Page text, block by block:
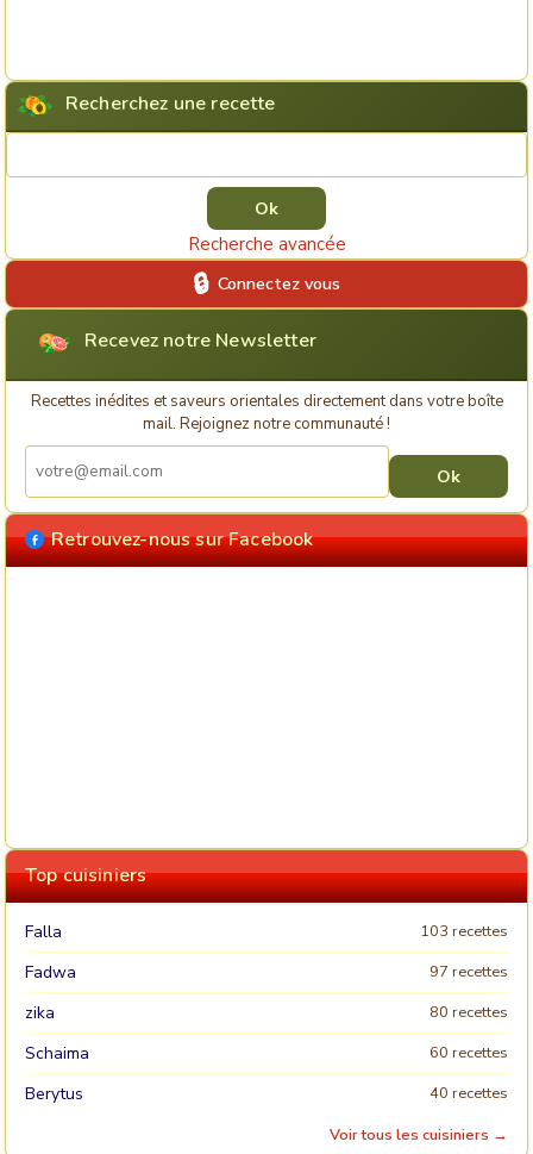
Recherchez une recette
Recherche avancée
Connectez vous
Recevez notre Newsletter
Recettes inédites et saveurs orientales directement dans votre boîte
mail. Rejoignez notre communauté !
Retrouvez-nous sur Facebook
Top cuisiniers
Falla 103 recettes
Fadwa 97 recettes
zika 80 recettes
Schaima 60 recettes
Berytus
40 recettes
Voir tous les cuisiniers →